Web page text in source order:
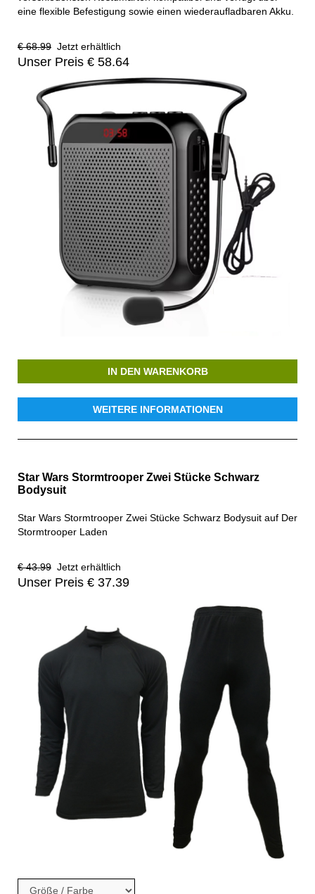
eine flexible Befestigung sowie einen wiederaufladbaren Akku.
€ 68.99 Jetzt erhältlich
Unser Preis € 58.64
IN DEN WARENKORB
WEITERE INFORMATIONEN
Star Wars Stormtrooper Zwei Stücke Schwarz
Bodysuit
Star Wars Stormtrooper Zwei Stücke Schwarz Bodysuit auf Der
Stormtrooper Laden
€ 43.99 Jetzt erhältlich
Unser Preis € 37.39